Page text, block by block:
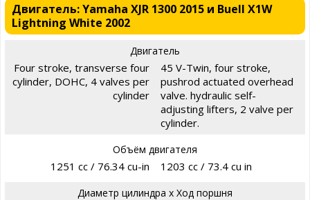
Двигатель: Yamaha XJR 1300 2015 и Buell X1W
Lightning White 2002
Двигатель
Four stroke, transverse four
cylinder, DOHC, 4 valves per
cylinder
45 V-Twin, four stroke,
pushrod actuated overhead
valve. hydraulic self-
adjusting lifters, 2 valve per
cylinder.
Объём двигателя
1251 cc / 76.34 cu-in 1203 cc / 73.4 cu in
Диаметр цилиндра х Ход поршня